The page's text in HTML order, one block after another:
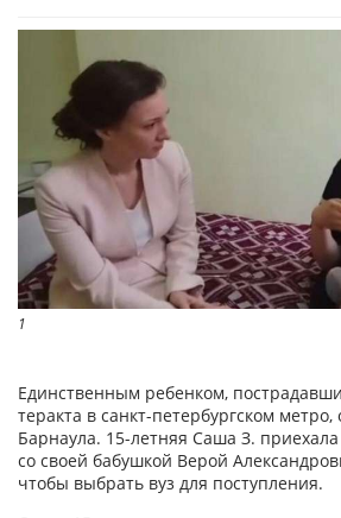
1
Единственным ребенком,
теракта в санкт-петербургском метро,
Барнаула. 15-летняя Саша З.
со своей бабушкой Верой
чтобы выбрать вуз для поступления.